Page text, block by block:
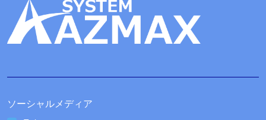
ソーシャルメディア